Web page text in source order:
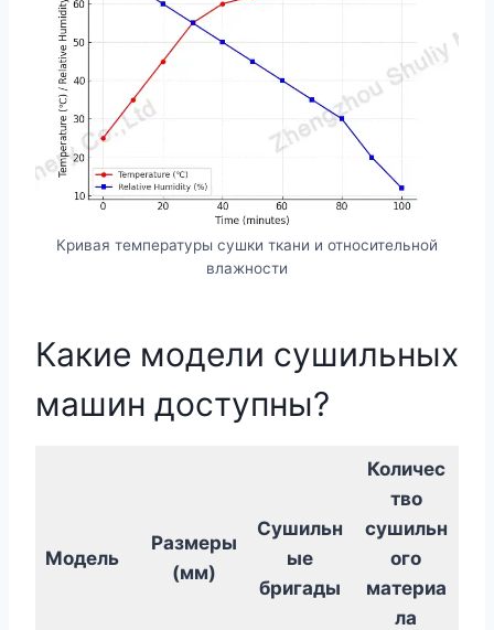
Кривая температуры сушки ткани и относительной
влажности
Какие модели сушильных
машин доступны?
Модель
Размеры
(мм)
Сушильн
ые
бригады
Количес
тво
сушильн
ого
материа
ла